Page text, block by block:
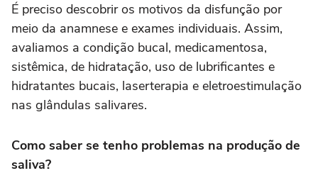
É preciso descobrir os motivos da disfunção por
meio da anamnese e exames individuais. Assim,
avaliamos a condição bucal, medicamentosa,
sistêmica, de hidratação, uso de lubrificantes e
hidratantes bucais, laserterapia e eletroestimulação
nas glândulas salivares.
Como saber se tenho problemas na produção de
saliva?